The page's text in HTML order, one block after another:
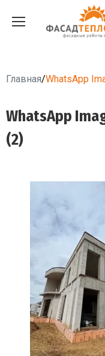
Главная/WhatsApp
WhatsApp
(2)